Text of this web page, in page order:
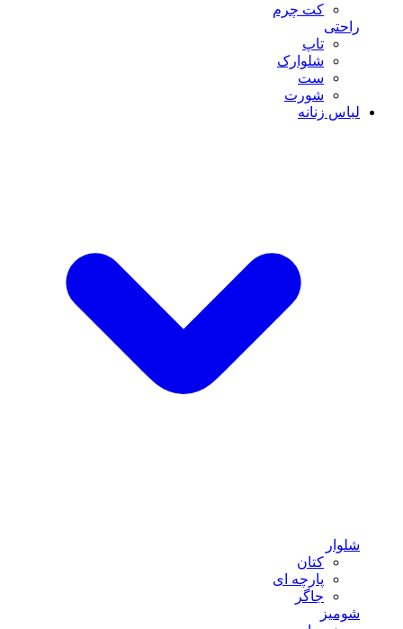
کت چرم
راحتی
تاپ
شلوارک
ست
شورت
لباس زنانه
شلوار
کتان
پارچه ای
جاگر
شومیز